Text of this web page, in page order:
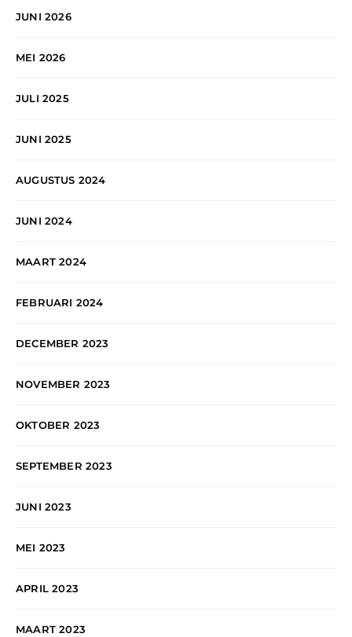
JUNI 2026
MEI 2026
JULI 2025
JUNI 2025
AUGUSTUS 2024
JUNI 2024
MAART 2024
FEBRUARI 2024
DECEMBER 2023
NOVEMBER 2023
OKTOBER 2023
SEPTEMBER 2023
JUNI 2023
MEI 2023
APRIL 2023
MAART 2023